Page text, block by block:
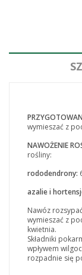
wymieszać z
NAWOŻENIE
rośliny:
rododendrony:
azalie i
Nawóz
wymieszać z
kwietnia.
Składniki
wpływem
rozpadnie się